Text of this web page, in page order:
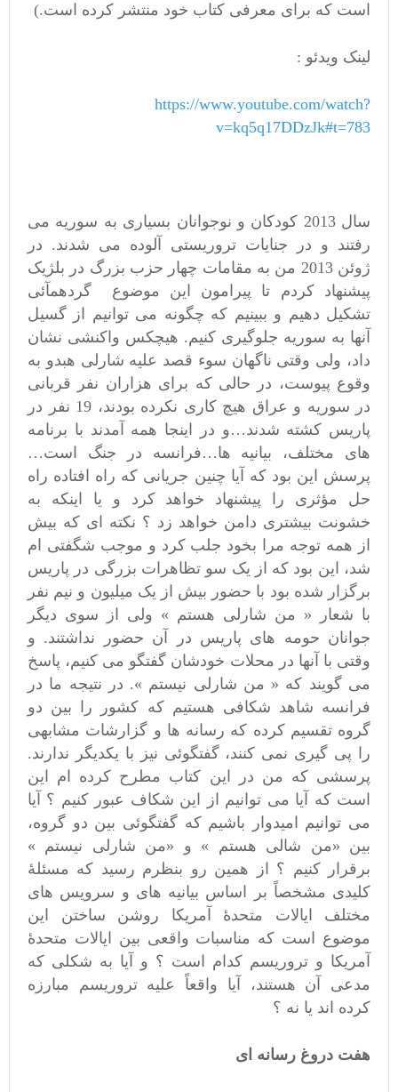
است که برای معرفی کتاب خود منتشر کرده است.)
لینک ویدئو :
https://www.youtube.com/watch?
v=kq5q17DDzJk#t=783
سال 2013 کودکان و نوجوانان بسیاری به سوریه می
رفتند و در جنایات تروریستی آلوده می شدند. در
ژوئن 2013 من به مقامات چهار حزب بزرگ در بلژیک
پیشنهاد کردم تا پیرامون این موضوع گردهمآئی
تشکیل دهیم و ببینیم که چگونه می توانیم از گسیل
آنها به سوریه جلوگیری کنیم. هیچکس واکنشی نشان
داد، ولی وقتی ناگهان سوء قصد علیه شارلی هبدو به
وقوع پیوست، در حالی که برای هزاران نفر قربانی
در سوریه و عراق هیچ کاری نکرده بودند، 19 نفر در
پاریس کشته شدند…و در اینجا همه آمدند با برنامه
های مختلف، بیانیه ها…فرانسه در جنگ است…
پرسش این بود که آیا چنین جریانی که راه افتاده راه
حل مؤثری را پیشنهاد خواهد کرد و یا اینکه به
خشونت بیشتری دامن خواهد زد ؟ نکته ای که بیش
از همه توجه مرا بخود جلب کرد و موجب شگفتی ام
شد، این بود که از یک سو تظاهرات بزرگی در پاریس
برگزار شده بود با حضور بیش از یک میلیون و نیم نفر
با شعار « من شارلی هستم » ولی از سوی دیگر
جوانان حومه های پاریس در آن حضور نداشتند. و
وقتی با آنها در محلات خودشان گفتگو می کنیم، پاسخ
می گویند که « من شارلی نیستم ». در نتیجه ما در
فرانسه شاهد شکافی هستیم که کشور را بین دو
گروه تقسیم کرده که رسانه ها و گزارشات مشابهی
را پی گیری نمی کنند، گفتگوئی نیز با یکدیگر ندارند.
پرسشی که من در این کتاب مطرح کرده ام این
است که آیا می توانیم از این شکاف عبور کنیم ؟ آیا
می توانیم امیدوار باشیم که گفتگوئی بین دو گروه،
بین «من شالی هستم » و «من شارلی نیستم »
برقرار کنیم ؟ از همین رو بنظرم رسید که مسئلۀ
کلیدی مشخصاً بر اساس بیانیه های و سرویس های
مختلف ایالات متحدۀ آمریکا روشن ساختن این
موضوع است که مناسبات واقعی بین ایالات متحدۀ
آمریکا و تروریسم کدام است ؟ و آیا به شکلی که
مدعی آن هستند، آیا واقعاً علیه تروریسم مبارزه
کرده اند یا نه ؟
هفت دروغ رسانه ای